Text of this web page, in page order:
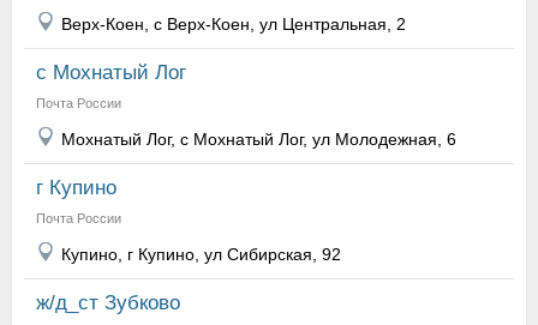
Верх-Коен, с Верх-Коен, ул Центральная, 2
с Мохнатый Лог
Почта России
Мохнатый Лог, с Мохнатый Лог, ул Молодежная, 6
г Купино
Почта России
Купино, г Купино, ул Сибирская, 92
ж/д_ст Зубково